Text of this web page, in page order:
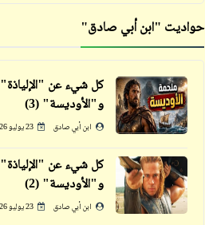
فيدراديو
حبيبي بالبنط السخيف
كاريكاتير
إضحك مع خمسة كوميكس (72)
حواديت "ابن أبي صادق"
كل شيء عن "الإلياذة"
و"الأوديسة" (3)
ابن أبي صادق 23 يوليو 2026
كل شيء عن "الإلياذة"
و"الأوديسة" (2)
ابن أبي صادق 23 يوليو 2026